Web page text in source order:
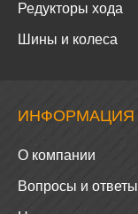
Редукторы хода
Шины и колеса
ИНФОРМАЦИЯ
О компании
Вопросы и ответы